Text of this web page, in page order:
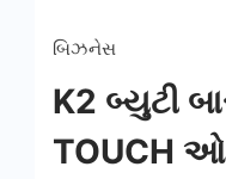
બિઝનેસ
K2 બ્યુટી
TOUCH